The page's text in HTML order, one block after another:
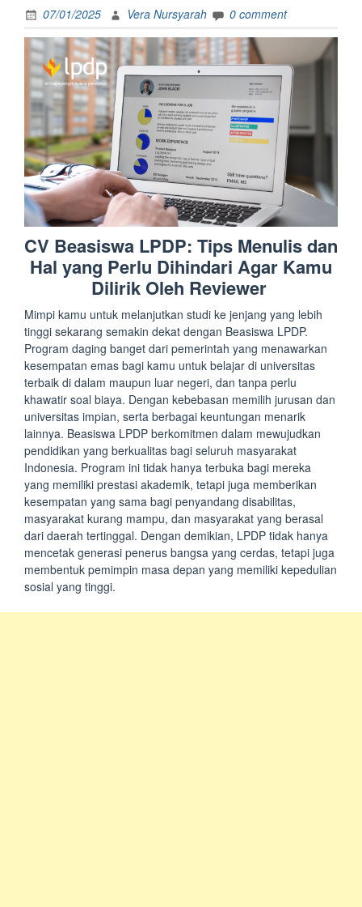
07/01/2025 Vera Nursyarah 0 comment
CV Beasiswa LPDP: Tips Menulis dan
Hal yang Perlu Dihindari Agar Kamu
Dilirik Oleh Reviewer
Mimpi kamu untuk melanjutkan studi ke jenjang yang lebih
tinggi sekarang semakin dekat dengan Beasiswa LPDP.
Program daging banget dari pemerintah yang menawarkan
kesempatan emas bagi kamu untuk belajar di universitas
terbaik di dalam maupun luar negeri, dan tanpa perlu
khawatir soal biaya. Dengan kebebasan memilih jurusan dan
universitas impian, serta berbagai keuntungan menarik
lainnya. Beasiswa LPDP berkomitmen dalam mewujudkan
pendidikan yang berkualitas bagi seluruh masyarakat
Indonesia. Program ini tidak hanya terbuka bagi mereka
yang memiliki prestasi akademik, tetapi juga memberikan
kesempatan yang sama bagi penyandang disabilitas,
masyarakat kurang mampu, dan masyarakat yang berasal
dari daerah tertinggal. Dengan demikian, LPDP tidak hanya
mencetak generasi penerus bangsa yang cerdas, tetapi juga
membentuk pemimpin masa depan yang memiliki kepedulian
sosial yang tinggi.